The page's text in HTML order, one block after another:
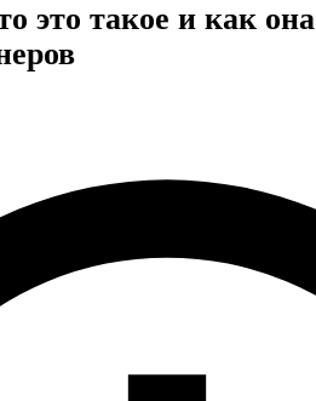
это такое и как